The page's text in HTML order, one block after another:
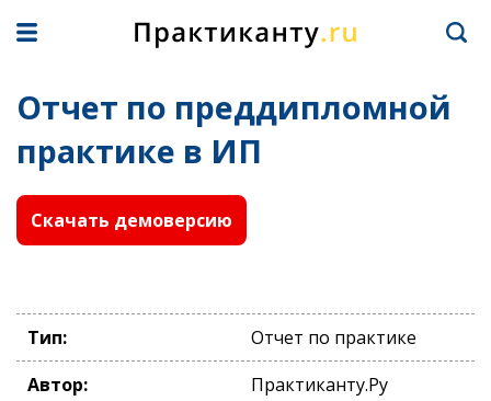
Отчет по преддипломной
практике в ИП
Скачать демоверсию
Тип:
Отчет по практике
Автор:
Практиканту.Ру